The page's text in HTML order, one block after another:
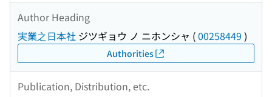
Author Heading
実業之日本社 ジツギョウ ノ ニホンシャ (00258449 )
Authorities
Publication, Distribution, etc.